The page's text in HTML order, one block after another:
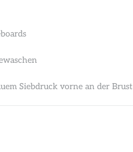
Siebdruck vorne an der Brust